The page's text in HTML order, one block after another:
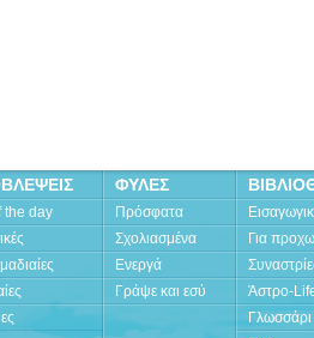
the day
ΦΥΛΕΣ
Πρόσφατα
Σχολιασμένα
Ενεργά
Γράψε και εσύ
Για
Άστρο-
Γλωσσάρι